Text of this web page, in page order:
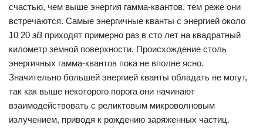
счастью, чем выше энергия гамма-квантов, тем реже они
встречаются. Самые энергичные кванты с энергией около
10 20 эВ приходят примерно раз в сто лет на квадратный
километр земной поверхности. Происхождение столь
энергичных гамма-квантов пока не вполне ясно.
Значительно большей энергией кванты обладать не могут,
так как выше некоторого порога они начинают
взаимодействовать с реликтовым микроволновым
излучением, приводя к рождению заряженных частиц.